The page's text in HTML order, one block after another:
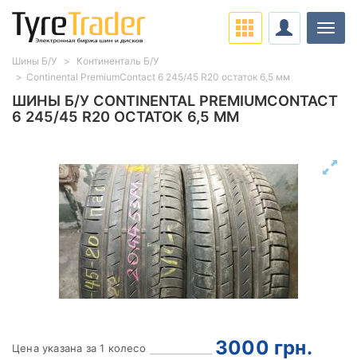
ШИНЫ Б/У CONTINENTAL PREMIUMCONTACT
6 245/45 R20 ОСТАТОК 6,5 ММ
Цена указана за 1 колесо 3000 грн.
Шины Б/У
Континенталь Б/У
Continental PremiumContact 6 245/45 R20 остаток 6,5 мм